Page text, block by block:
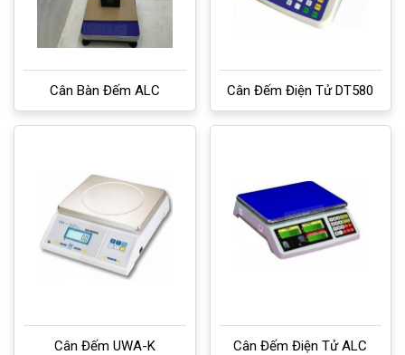
Cân Bàn Đếm ALC Cân Đếm Điện Tử DT580
Cân Đếm UWA-K
Cân Đếm Điện Tử ALC